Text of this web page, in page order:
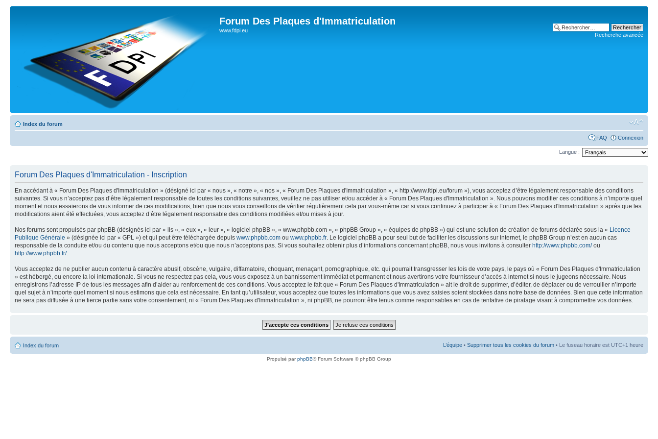
Forum Des Plaques d'Immatriculation
www.fdpi.eu
Recherche avancée
Index du forum
FAQ Connexion
Langue :
Forum Des Plaques d'Immatriculation - Inscription
En accédant à « Forum Des Plaques d'Immatriculation » (désigné ici par « nous », « notre », « nos », « Forum Des Plaques d'Immatriculation », « http://www.fdpi.eu/forum »), vous acceptez d’être légalement responsable des conditions
suivantes. Si vous n’acceptez pas d’être légalement responsable de toutes les conditions suivantes, veuillez ne pas utiliser et/ou accéder à « Forum Des Plaques d'Immatriculation ». Nous pouvons modifier ces conditions à n’importe quel
moment et nous essaierons de vous informer de ces modifications, bien que nous vous conseillons de vérifier régulièrement cela par vous-même car si vous continuez à participer à « Forum Des Plaques d'Immatriculation » après que les
modifications aient été effectuées, vous acceptez d’être légalement responsable des conditions modifiées et/ou mises à jour.
Nos forums sont propulsés par phpBB (désignés ici par « ils », « eux », « leur », « logiciel phpBB », « www.phpbb.com », « phpBB Group », « équipes de phpBB ») qui est une solution de création de forums déclarée sous la « Licence
Publique Générale » (désignée ici par « GPL ») et qui peut être téléchargée depuis www.phpbb.com ou www.phpbb.fr . Le logiciel phpBB a pour seul but de faciliter les discussions sur internet, le phpBB Group n’est en aucun cas
responsable de la conduite et/ou du contenu que nous acceptons et/ou que nous n’acceptons pas. Si vous souhaitez obtenir plus d’informations concernant phpBB, nous vous invitons à consulter http://www.phpbb.com/ou
http://www.phpbb.fr/.
Vous acceptez de ne publier aucun contenu à caractère abusif, obscène, vulgaire, diffamatoire, choquant, menaçant, pornographique, etc. qui pourrait transgresser les lois de votre pays, le pays où « Forum Des Plaques d'Immatriculation
» est hébergé, ou encore la loi internationale. Si vous ne respectez pas cela, vous vous exposez à un bannissement immédiat et permanent et nous avertirons votre fournisseur d’accès à internet si nous le jugeons nécessaire. Nous
enregistrons l’adresse IP de tous les messages afin d’aider au renforcement de ces conditions. Vous acceptez le fait que « Forum Des Plaques d'Immatriculation » ait le droit de supprimer, d’éditer, de déplacer ou de verrouiller n’importe
quel sujet à n’importe quel moment si nous estimons que cela est nécessaire. En tant qu’utilisateur, vous acceptez que toutes les informations que vous avez saisies soient stockées dans notre base de données. Bien que cette information
ne sera pas diffusée à une tierce partie sans votre consentement, ni « Forum Des Plaques d'Immatriculation », ni phpBB, ne pourront être tenus comme responsables en cas de tentative de piratage visant à compromettre vos données.
Index du forum L’équipe • Supprimer tous les cookies du forum • Le fuseau horaire est UTC+1 heure
Propulsé parphpBB® Forum Software © phpBB Group